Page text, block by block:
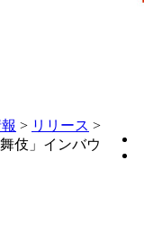
> リリース >
伎」インバウ